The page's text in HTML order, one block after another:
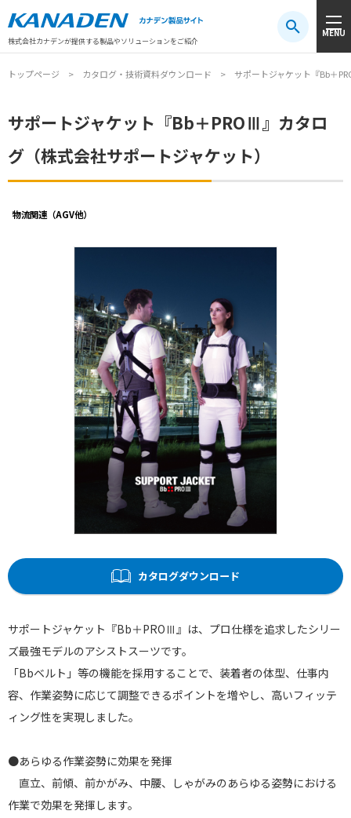
株式会社カナデンが提供する製品やソリューションをご紹介
MENU
注目キーワード#振動センサ#AGV #防爆#アシストスーツ
トップページ カタログ・技術資料ダウンロード サポートジャケット『Bb＋
サポートジャケット『Bb＋PROⅢ』カタロ
グ（株式会社サポートジャケット）
物流関連（AGV他）
カタログダウンロード
サポートジャケット『Bb＋PROⅢ』は、プロ仕様を追求したシリー
ズ最強モデルのアシストスーツです。
「Bbベルト」等の機能を採用することで、装着者の体型、仕事内
容、作業姿勢に応じて調整できるポイントを増やし、高いフィッテ
ィング性を実現しました。
●あらゆる作業姿勢に効果を発揮
直立、前傾、前かがみ、中腰、しゃがみのあらゆる姿勢における
作業で効果を発揮します。